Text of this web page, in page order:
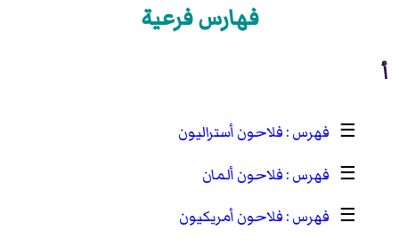
فهارس فرعية
أ
☰
فلاحون أستراليون
☰
فلاحون ألمان
☰
فلاحون أمريكيون